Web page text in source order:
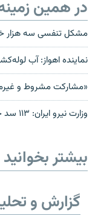
در همین
مشکل تنفسی سه هزار
نماینده اهواز: آب
«مشارکت مشروط و
وزارت نیرو ایران: ۱۱۳ سد جدید در کشور در حال ساخت است
بیشتر بخوانید
گزارش و